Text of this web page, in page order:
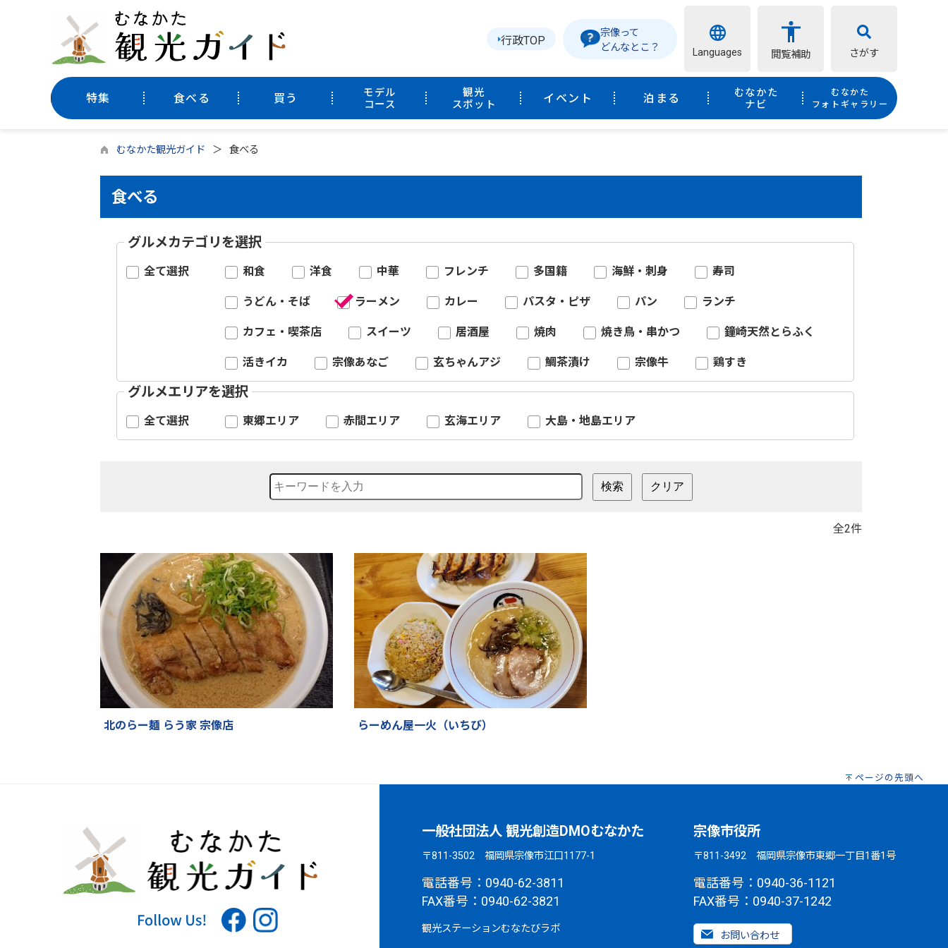
行政TOP
宗像って
どんなとこ？
Languages 閲覧補助 さがす
特集 食べる 買う
モデル
コース
観光
スポット
イベント 泊まる
むなかた
ナビ
むなかた
フォトギャラリー
むなかた観光ガイド 食べる
食べる
グルメカテゴリを選択
全て選択 和食 洋食 中華 フレンチ 多国籍 海鮮・刺身 寿司
うどん・そば ラーメン カレー パスタ・ピザ パン ランチ
カフェ・喫茶店 スイーツ 居酒屋 焼肉 焼き鳥・串かつ 鐘崎天然とらふく
活きイカ 宗像あなご 玄ちゃんアジ 鯛茶漬け 宗像牛 鶏すき
グルメエリアを選択
全て選択 東郷エリア 赤間エリア 玄海エリア 大島・地島エリア
全2件
北のらー麺 らう家 宗像店 らーめん屋一火（いちび）
ページの先頭へ
一般社団法人 観光創造DMOむなかた
〒811-3502 福岡県宗像市江口1177-1
電話番号：0940-62-3811
FAX番号：0940-62-3821
観光ステーションむなたびラボ
宗像市役所
〒811-3492 福岡県宗像市東郷一丁目1番1号
電話番号：0940-36-1121
FAX番号：0940-37-1242
お問い合わせ